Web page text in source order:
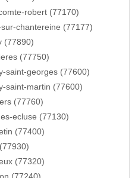
robert (77170)
chantereine (77177)
(77890)
(77750)
saint-georges (77600)
saint-martin (77600)
(77760)
ecluse (77130)
(77400)
(77320)